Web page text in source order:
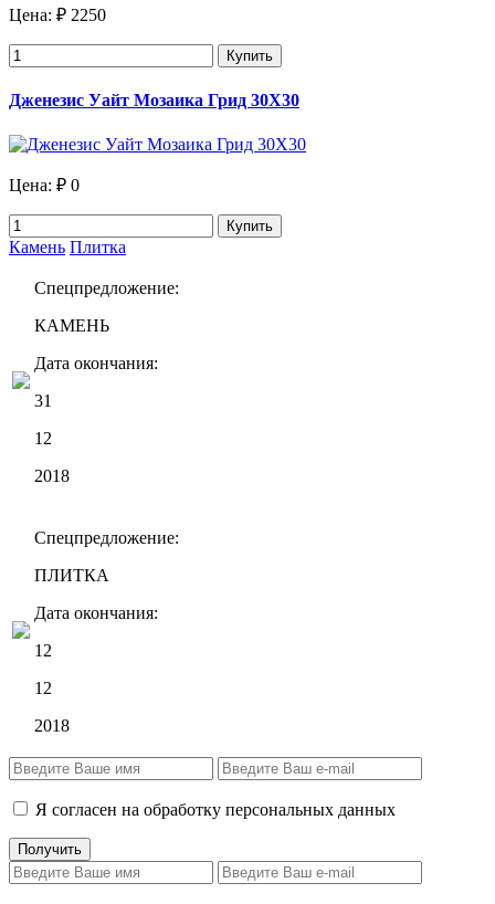
Цена: ₽ 2250
Купить
Дженезис Уайт Мозаика Грид 30X30
Цена: ₽ 0
Купить
Камень Плитка
Спецпредложение:
КАМЕНЬ
Дата окончания:
31
12
2018
Спецпредложение:
ПЛИТКА
Дата окончания:
12
12
2018
Я согласен на обработку персональных данных